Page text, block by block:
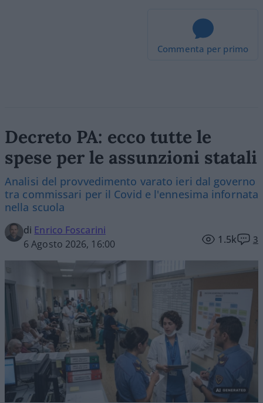
Commenta per primo
Decreto PA: ecco tutte le
spese per le assunzioni statali
Analisi del provvedimento varato ieri dal governo
tra commissari per il Covid e l'ennesima infornata
nella scuola
di Enrico Foscarini
6 Agosto 2026, 16:00
1.5k 3